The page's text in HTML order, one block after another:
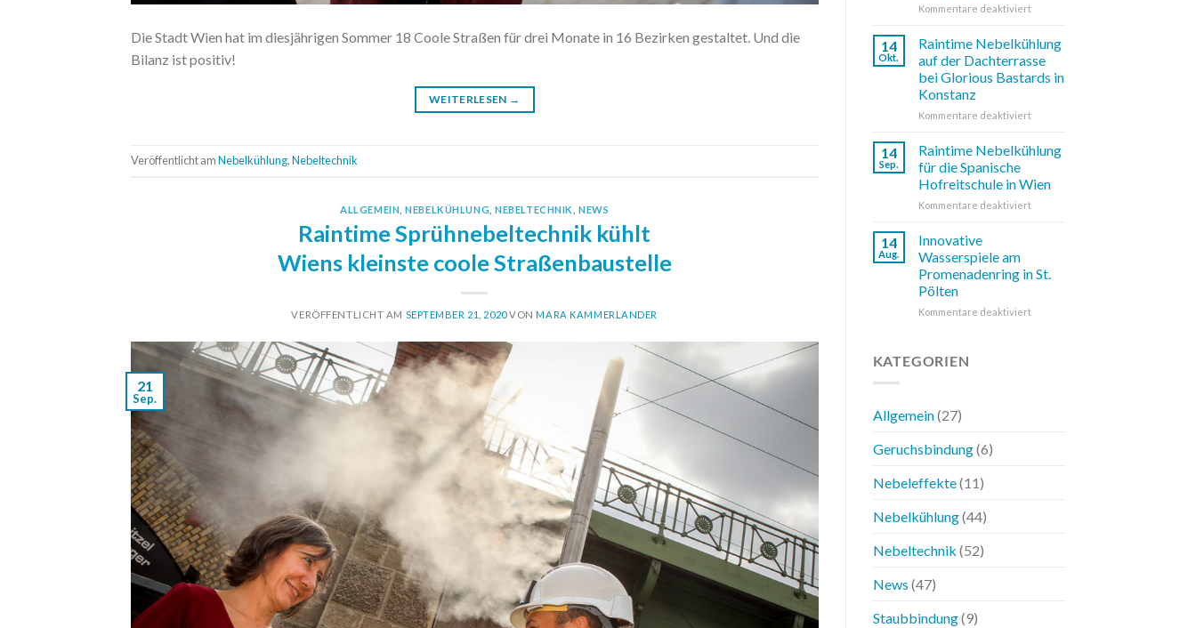
Die Stadt Wien hat im diesjährigen Sommer 18 Coole Straßen für drei Monate in 16 Bezirken gestaltet. Und die
Bilanz ist positiv!
WEITERLESEN →
Veröffentlicht amNebelkühlung,Nebeltechnik
ALLGEMEIN ,NEBELKÜHLUNG ,NEBELTECHNIK ,NEWS
Raintime Sprühnebeltechnik kühlt
Wiens kleinste coole Straßenbaustelle
VERÖFFENTLICHT AM SEPTEMBER 21, 2020VONMARA KAMMERLANDER
21
Sep.
Jahr!
Kommentare deaktiviertfür
planen
umsetzen:
Raintime
für
Außenbereiche
14
Okt.
Raintime Nebelkühlung
auf der Dachterrasse
bei Glorious Bastards in
Konstanz
Kommentare deaktiviertfür
Nebelkühlung
Dachterrasse
bei
14
Sep.
Raintime Nebelkühlung
für die Spanische
Hofreitschule in Wien
Kommentare deaktiviertfür
Spanische
in
14
Aug.
Innovative
Wasserspiele am
Promenadenring in St.
Pölten
Kommentare deaktiviertfür
KATEGORIEN
Allgemein(27)
Geruchsbindung(6)
Nebeleffekte(11)
Nebelkühlung(44)
Nebeltechnik (52)
News (47)
Staubbindung(9)